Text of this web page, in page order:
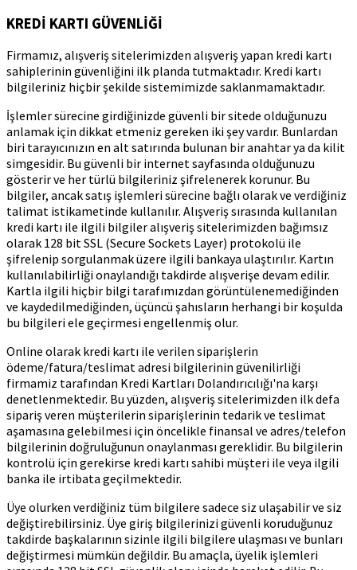
KREDİ KARTI GÜVENLİĞİ
Firmamız, alışveriş sitelerimizden alışveriş yapan kredi kartı
sahiplerinin güvenliğini ilk planda tutmaktadır. Kredi kartı
bilgileriniz hiçbir şekilde sistemimizde saklanmamaktadır.
İşlemler sürecine girdiğinizde güvenli bir sitede olduğunuzu
anlamak için dikkat etmeniz gereken iki şey vardır. Bunlardan
biri tarayıcınızın en alt satırında bulunan bir anahtar ya da kilit
simgesidir. Bu güvenli bir internet sayfasında olduğunuzu
gösterir ve her türlü bilgileriniz şifrelenerek korunur. Bu
bilgiler, ancak satış işlemleri sürecine bağlı olarak ve verdiğiniz
talimat istikametinde kullanılır. Alışveriş sırasında kullanılan
kredi kartı ile ilgili bilgiler alışveriş sitelerimizden bağımsız
olarak 128 bit SSL (Secure Sockets Layer) protokolü ile
şifrelenip sorgulanmak üzere ilgili bankaya ulaştırılır. Kartın
kullanılabilirliği onaylandığı takdirde alışverişe devam edilir.
Kartla ilgili hiçbir bilgi tarafımızdan görüntülenemediğinden
ve kaydedilmediğinden, üçüncü şahısların herhangi bir koşulda
bu bilgileri ele geçirmesi engellenmiş olur.
Online olarak kredi kartı ile verilen siparişlerin
ödeme/fatura/teslimat adresi bilgilerinin güvenilirliği
firmamiz tarafından Kredi Kartları Dolandırıcılığı'na karşı
denetlenmektedir. Bu yüzden, alışveriş sitelerimizden ilk defa
sipariş veren müşterilerin siparişlerinin tedarik ve teslimat
aşamasına gelebilmesi için öncelikle finansal ve adres/telefon
bilgilerinin doğruluğunun onaylanması gereklidir. Bu bilgilerin
kontrolü için gerekirse kredi kartı sahibi müşteri ile veya ilgili
banka ile irtibata geçilmektedir.
Üye olurken verdiğiniz tüm bilgilere sadece siz ulaşabilir ve siz
değiştirebilirsiniz. Üye giriş bilgilerinizi güvenli koruduğunuz
takdirde başkalarının sizinle ilgili bilgilere ulaşması ve bunları
değiştirmesi mümkün değildir. Bu amaçla, üyelik işlemleri